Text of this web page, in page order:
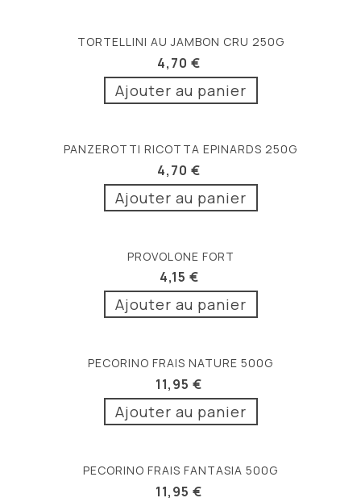
TORTELLINI AU JAMBON CRU 250G
4,70 €
Ajouter au panier
PANZEROTTI RICOTTA EPINARDS 250G
4,70 €
Ajouter au panier
PROVOLONE FORT
4,15 €
Ajouter au panier
PECORINO FRAIS NATURE 500G
11,95 €
Ajouter au panier
PECORINO FRAIS FANTASIA 500G
11,95 €